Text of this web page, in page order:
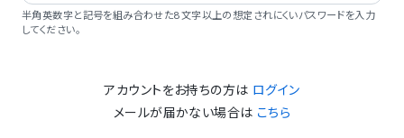
半角英数字と記号を組み合わせた8文字以上の想定されにくいパスワードを入力
してください。
アカウントをお持ちの方は ログイン
メールが届かない場合は こちら